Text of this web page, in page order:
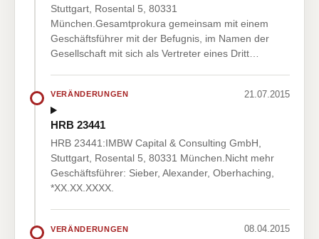
Stuttgart, Rosental 5, 80331
München.Gesamtprokura gemeinsam mit einem
Geschäftsführer mit der Befugnis, im Namen der
Gesellschaft mit sich als Vertreter eines Dritt…
VERÄNDERUNGEN 21.07.2015
HRB 23441
HRB 23441:IMBW Capital & Consulting GmbH,
Stuttgart, Rosental 5, 80331 München.Nicht mehr
Geschäftsführer: Sieber, Alexander, Oberhaching,
*XX.XX.XXXX.
VERÄNDERUNGEN 08.04.2015